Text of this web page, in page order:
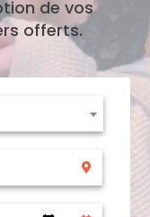
de vos
offerts.